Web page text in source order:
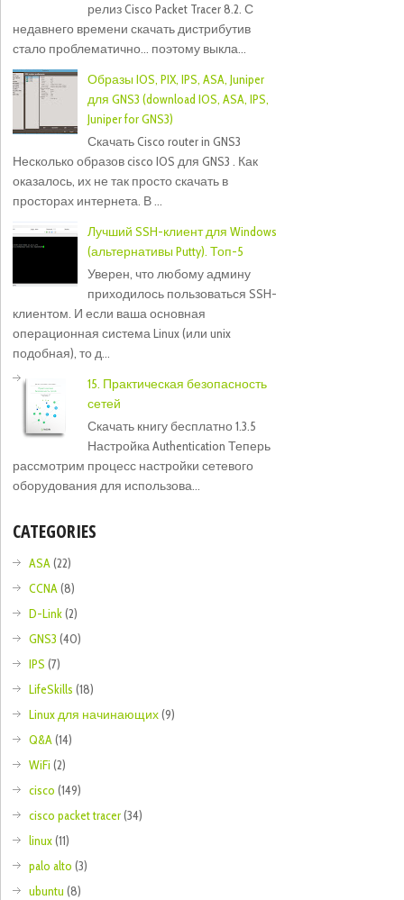
релиз Cisco Packet Tracer 8.2. С
недавнего времени скачать дистрибутив
стало проблематично... поэтому выкла...
Образы IOS, PIX, IPS, ASA, Juniper
для GNS3 (download IOS, ASA, IPS,
Juniper for GNS3)
Скачать Cisco router in GNS3
Несколько образов cisco IOS для GNS3 . Как
оказалось, их не так просто скачать в
просторах интернета. В ...
Лучший SSH-клиент для Windows
(альтернативы Putty). Топ-5
Уверен, что любому админу
приходилось пользоваться SSH-
клиентом. И если ваша основная
операционная система Linux (или unix
подобная), то д...
15. Практическая безопасность
сетей
Скачать книгу бесплатно 1.3.5
Настройка Authentication Теперь
рассмотрим процесс настройки сетевого
оборудования для использова...
CATEGORIES
ASA(22)
CCNA(8)
D-Link(2)
GNS3 (40)
IPS (7)
LifeSkills (18)
Linux для начинающих(9)
Q&A(14)
WiFi (2)
cisco (149)
cisco packet tracer(34)
linux(11)
palo alto (3)
ubuntu (8)